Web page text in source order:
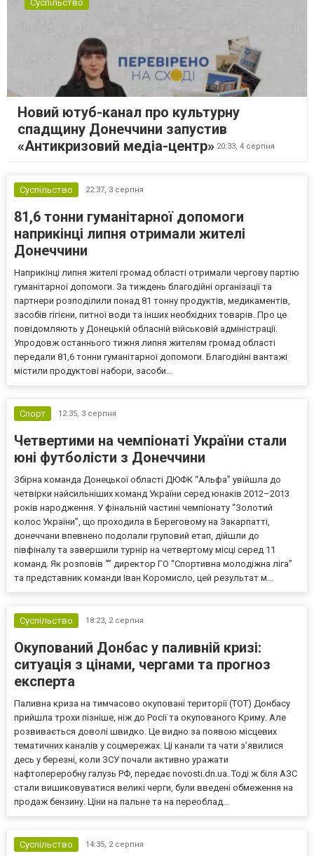
Суспільство
Новий ютуб-канал про культурну
спадщину Донеччини запустив
«Антикризовий медіа-центр» 20:33, 4 серпня
Суспільство 22:37, 3 серпня
81,6 тонни гуманітарної допомоги
наприкінці липня отримали жителі
Донеччини
Наприкінці липня жителі громад області отримали чергову партію
гуманітарної допомоги. За тиждень благодійні організації та
партнери розподілили понад 81 тонну продуктів, медикаментів,
засобів гігієни, питної води та інших необхідних товарів. Про це
повідомляють у Донецькій обласній військовій адміністрації.
Упродовж останнього тижня липня жителям громад області
передали 81,6 тонни гуманітарної допомоги. Благодійні вантажі
містили продуктові набори, засоби...
Спорт 12:35, 3 серпня
Четвертими на чемпіонаті України стали
юні футболісти з Донеччини
Збірна команда Донецької області ДЮФК “Альфа” увійшла до
четвірки найсильніших команд України серед юнаків 2012–2013
років народження. У фінальній частині чемпіонату “Золотий
колос України”, що проходила в Береговому на Закарпатті,
донеччани впевнено подолали груповий етап, дійшли до
півфіналу та завершили турнір на четвертому місці серед 11
команд. Як розповів “” директор ГО “Спортивна молодіжна ліга”
та представник команди Іван Коромисло, цей результат м...
Суспільство 18:23, 2 серпня
Окупований Донбас у паливній кризі:
ситуація з цінами, чергами та прогноз
експерта
Паливна криза на тимчасово окуповані території (ТОТ) Донбасу
прийшла трохи пізніше, ніж до Росії та окупованого Криму. Але
розвивається доволі швидко. Це видно за появою місцевих
тематичних каналів у соцмережах. Ці канали та чати з’явилися
десь у березні, коли ЗСУ почали активно уражати
нафтопереробну галузь РФ, передає novosti.dn.ua. Тоді ж біля АЗС
стали вишиковуватися великі черги, були введені обмеження на
продаж бензину. Ціни на пальне та на переоблад...
Суспільство 14:35, 2 серпня